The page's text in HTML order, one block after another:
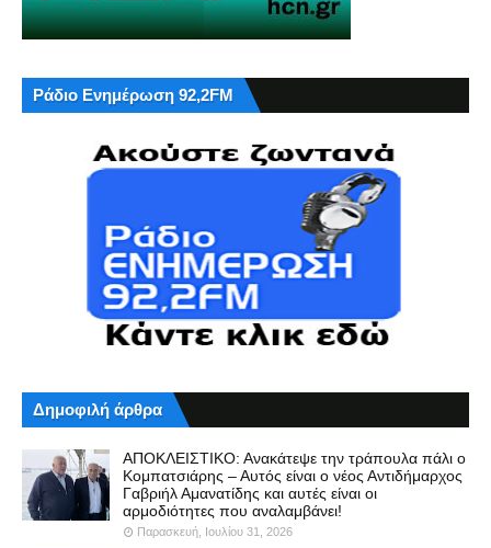
Ράδιο Ενημέρωση 92,2FM
Δημοφιλή άρθρα
ΑΠΟΚΛΕΙΣΤΙΚΟ: Ανακάτεψε την τράπουλα πάλι ο
Κομπατσιάρης – Αυτός είναι ο νέος Αντιδήμαρχος
Γαβριήλ Αμανατίδης και αυτές είναι οι
αρμοδιότητες που αναλαμβάνει!
Παρασκευή, Ιουλίου 31, 2026